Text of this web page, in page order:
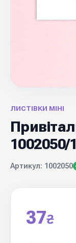
ЛИСТІВКИ МІНІ
Артикул: 1002050
37₴